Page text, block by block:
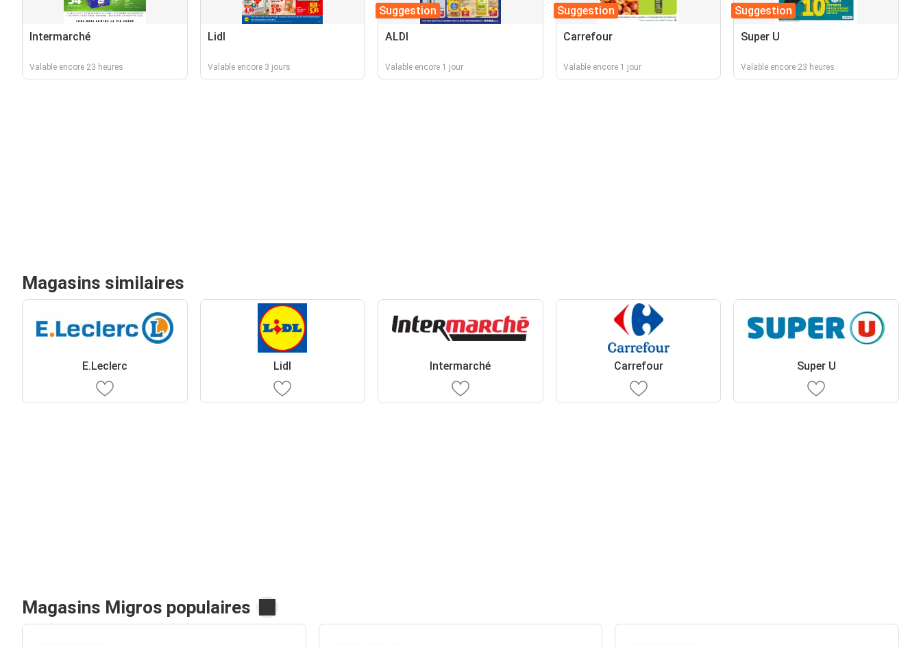
Intermarché
Valable encore 23 heures
Lidl
Valable encore 3 jours
Suggestion
ALDI
Valable encore 1 jour
Suggestion
Carrefour
Valable encore 1 jour
Suggestion
Super U
Valable encore 23 heures
Magasins similaires
E.Leclerc Lidl Intermarché Carrefour Super U
Magasins Migros populaires